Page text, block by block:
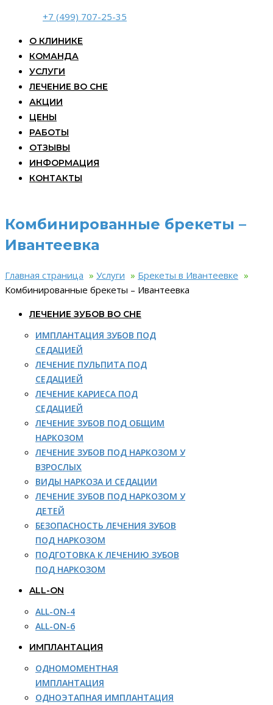
+7 (499) 707-25-35
О КЛИНИКЕ
КОМАНДА
УСЛУГИ
ЛЕЧЕНИЕ ВО СНЕ
АКЦИИ
ЦЕНЫ
РАБОТЫ
ОТЗЫВЫ
ИНФОРМАЦИЯ
КОНТАКТЫ
Комбинированные брекеты –
Ивантеевка
Главная страница » Услуги » Брекеты в Ивантеевке »
Комбинированные брекеты – Ивантеевка
ЛЕЧЕНИЕ ЗУБОВ ВО СНЕ
ИМПЛАНТАЦИЯ ЗУБОВ ПОД
СЕДАЦИЕЙ
ЛЕЧЕНИЕ ПУЛЬПИТА ПОД
СЕДАЦИЕЙ
ЛЕЧЕНИЕ КАРИЕСА ПОД
СЕДАЦИЕЙ
ЛЕЧЕНИЕ ЗУБОВ ПОД ОБЩИМ
НАРКОЗОМ
ЛЕЧЕНИЕ ЗУБОВ ПОД НАРКОЗОМ У
ВЗРОСЛЫХ
ВИДЫ НАРКОЗА И СЕДАЦИИ
ЛЕЧЕНИЕ ЗУБОВ ПОД НАРКОЗОМ У
ДЕТЕЙ
БЕЗОПАСНОСТЬ ЛЕЧЕНИЯ ЗУБОВ
ПОД НАРКОЗОМ
ПОДГОТОВКА К ЛЕЧЕНИЮ ЗУБОВ
ПОД НАРКОЗОМ
ALL-ON
ALL-ON-4
ALL-ON-6
ИМПЛАНТАЦИЯ
ОДНОМОМЕНТНАЯ
ИМПЛАНТАЦИЯ
ОДНОЭТАПНАЯ ИМПЛАНТАЦИЯ